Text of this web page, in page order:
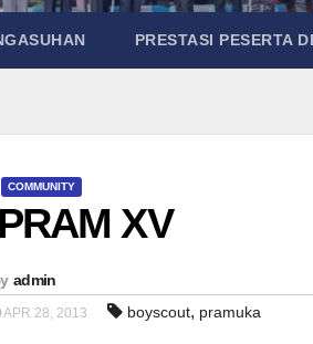
PRESTASI PESERTA
COMMUNITY
XV
admin
APR 28, 2013 boyscout, pramuka